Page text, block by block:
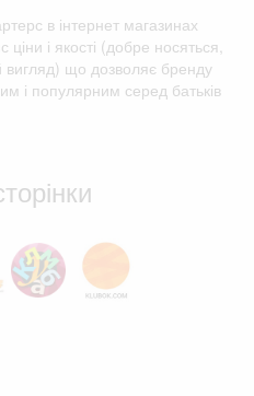
в інтернет магазинах
і якості (добре носяться,
що дозволяє бренду
і популярним серед батьків